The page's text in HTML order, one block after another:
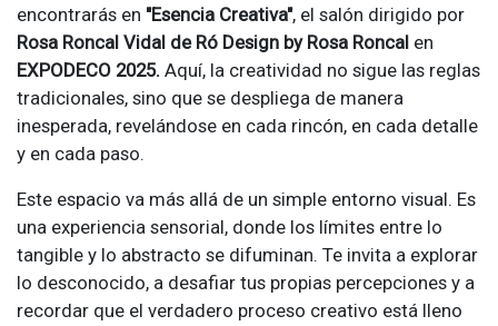
encontrarás en "Esencia Creativa", el salón dirigido por
Rosa Roncal Vidal de Ró Design by Rosa Roncal en
EXPODECO 2025. Aquí, la creatividad no sigue las reglas
tradicionales, sino que se despliega de manera
inesperada, revelándose en cada rincón, en cada detalle
y en cada paso.
Este espacio va más allá de un simple entorno visual. Es
una experiencia sensorial, donde los límites entre lo
tangible y lo abstracto se difuminan. Te invita a explorar
lo desconocido, a desafiar tus propias percepciones y a
recordar que el verdadero proceso creativo está lleno